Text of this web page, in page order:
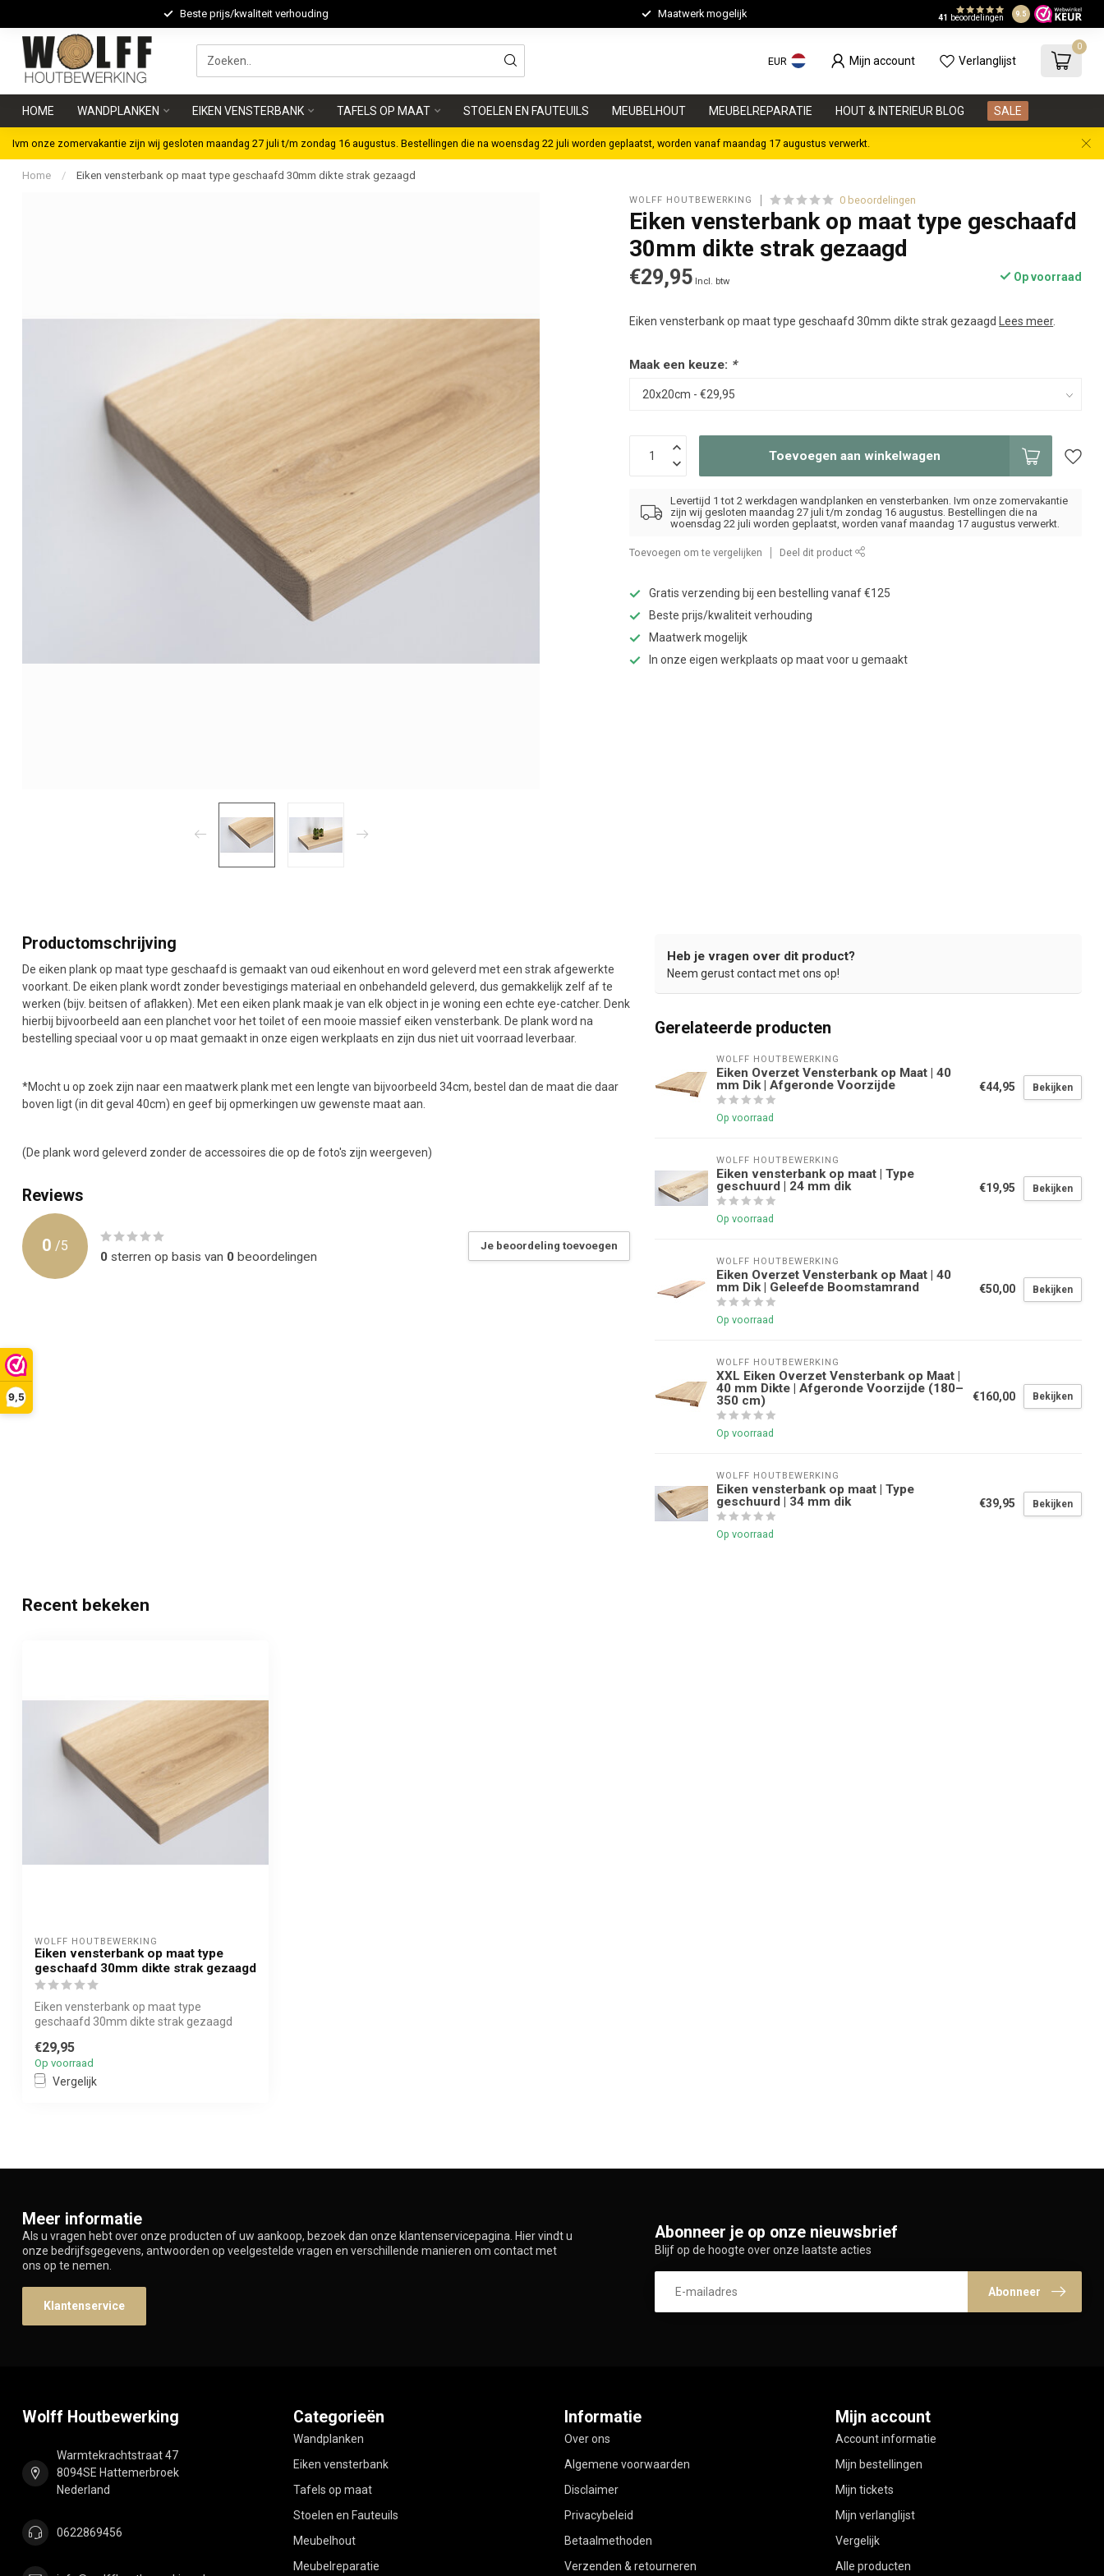
9,5
Beste prijs/kwaliteit verhouding Maatwerk mogelijk In onze eigen
41 beoordelingen 9.5
EUR Mijn account Verlanglijst
0
HOME WANDPLANKEN EIKEN VENSTERBANK TAFELS OP MAAT STOELEN EN FAUTEUILS MEUBELHOUT MEUBELREPARATIE HOUT & INTERIEUR BLOG SALE
Ivm onze zomervakantie zijn wij gesloten maandag 27 juli t/m zondag 16 augustus. Bestellingen die na woensdag 22 juli worden geplaatst, worden vanaf maandag 17 augustus verwerkt.
Home / Eiken vensterbank op maat type geschaafd 30mm dikte strak gezaagd
WOLFF HOUTBEWERKING 0 beoordelingen
Eiken vensterbank op maat type geschaafd
30mm dikte strak gezaagd
€29,95 Incl. btw Op voorraad
Eiken vensterbank op maat type geschaafd 30mm dikte strak gezaagd Lees meer.
Maak een keuze: *
Toevoegen aan winkelwagen
Levertijd 1 tot 2 werkdagen wandplanken en vensterbanken. Ivm onze zomervakantie
zijn wij gesloten maandag 27 juli t/m zondag 16 augustus. Bestellingen die na
woensdag 22 juli worden geplaatst, worden vanaf maandag 17 augustus verwerkt.
Toevoegen om te vergelijken Deel dit product
Gratis verzending bij een bestelling vanaf €125
Beste prijs/kwaliteit verhouding
Maatwerk mogelijk
In onze eigen werkplaats op maat voor u gemaakt
Productomschrijving
De eiken plank op maat type geschaafd is gemaakt van oud eikenhout en word geleverd met een strak afgewerkte
voorkant. De eiken plank wordt zonder bevestigings materiaal en onbehandeld geleverd, dus gemakkelijk zelf af te
werken (bijv. beitsen of aflakken). Met een eiken plank maak je van elk object in je woning een echte eye-catcher. Denk
hierbij bijvoorbeeld aan een planchet voor het toilet of een mooie massief eiken vensterbank. De plank word na
bestelling speciaal voor u op maat gemaakt in onze eigen werkplaats en zijn dus niet uit voorraad leverbaar.
*Mocht u op zoek zijn naar een maatwerk plank met een lengte van bijvoorbeeld 34cm, bestel dan de maat die daar
boven ligt (in dit geval 40cm) en geef bij opmerkingen uw gewenste maat aan.
(De plank word geleverd zonder de accessoires die op de foto's zijn weergeven)
Reviews
0 /5
0 sterren op basis van 0 beoordelingen
Je beoordeling toevoegen
Heb je vragen over dit product?
Neem gerust contact met ons op!
Gerelateerde producten
WOLFF HOUTBEWERKING
Eiken Overzet Vensterbank op Maat | 40
mm Dik | Afgeronde Voorzijde
Op voorraad
€44,95 Bekijken
WOLFF HOUTBEWERKING
Eiken vensterbank op maat | Type
geschuurd | 24 mm dik
Op voorraad
€19,95 Bekijken
WOLFF HOUTBEWERKING
Eiken Overzet Vensterbank op Maat | 40
mm Dik | Geleefde Boomstamrand
Op voorraad
€50,00 Bekijken
WOLFF HOUTBEWERKING
XXL Eiken Overzet Vensterbank op Maat |
40 mm Dikte | Afgeronde Voorzijde (180–
350 cm)
Op voorraad
€160,00 Bekijken
WOLFF HOUTBEWERKING
Eiken vensterbank op maat | Type
geschuurd | 34 mm dik
Op voorraad
€39,95 Bekijken
Recent bekeken
WOLFF HOUTBEWERKING
Eiken vensterbank op maat type
geschaafd 30mm dikte strak gezaagd
Eiken vensterbank op maat type
geschaafd 30mm dikte strak gezaagd
€29,95
Op voorraad
Vergelijk
Meer informatie
Als u vragen hebt over onze producten of uw aankoop, bezoek dan onze klantenservicepagina. Hier vindt u
onze bedrijfsgegevens, antwoorden op veelgestelde vragen en verschillende manieren om contact met
ons op te nemen.
Klantenservice
Abonneer je op onze nieuwsbrief
Blijf op de hoogte over onze laatste acties
Abonneer
Wolff Houtbewerking
Warmtekrachtstraat 47
8094SE Hattemerbroek
Nederland
0622869456
Categorieën
Wandplanken
Eiken vensterbank
Tafels op maat
Stoelen en Fauteuils
Meubelhout
Meubelreparatie
Informatie
Over ons
Algemene voorwaarden
Disclaimer
Privacybeleid
Betaalmethoden
Verzenden & retourneren
Mijn account
Account informatie
Mijn bestellingen
Mijn tickets
Mijn verlanglijst
Vergelijk
Alle producten